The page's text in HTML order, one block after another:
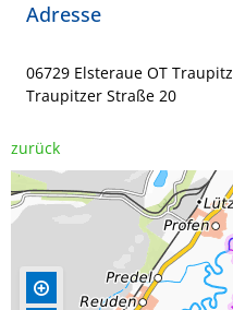
Adresse
06729 Elsteraue OT Traupitz
Traupitzer Straße 20
zurück